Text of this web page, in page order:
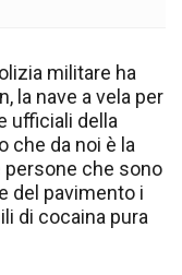
militare ha
la nave a vela per
ufficiali della
che da noi è la
persone che sono
del pavimento i
di cocaina pura